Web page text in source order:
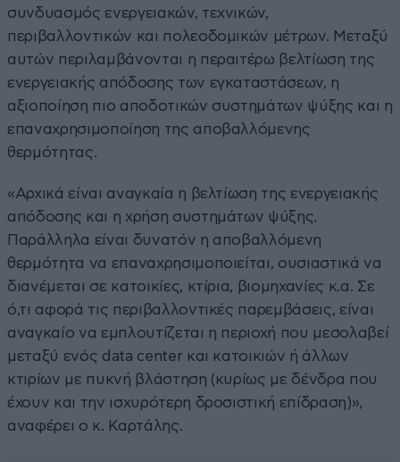
συνδυασμός ενεργειακών, τεχνικών,
περιβαλλοντικών και πολεοδομικών μέτρων. Μεταξύ
αυτών περιλαμβάνονται η περαιτέρω βελτίωση της
ενεργειακής απόδοσης των εγκαταστάσεων, η
αξιοποίηση πιο αποδοτικών συστημάτων ψύξης και η
επαναχρησιμοποίηση της αποβαλλόμενης
θερμότητας.
«Αρχικά είναι αναγκαία η βελτίωση της ενεργειακής
απόδοσης και η χρήση συστημάτων ψύξης.
Παράλληλα είναι δυνατόν η αποβαλλόμενη
θερμότητα να επαναχρησιμοποιείται, ουσιαστικά να
διανέμεται σε κατοικίες, κτίρια, βιομηχανίες κ.α. Σε
ό,τι αφορά τις περιβαλλοντικές παρεμβάσεις, είναι
αναγκαίο να εμπλουτίζεται η περιοχή που μεσολαβεί
μεταξύ ενός data center και κατοικιών ή άλλων
κτιρίων με πυκνή βλάστηση (κυρίως με δένδρα που
έχουν και την ισχυρότερη δροσιστική επίδραση)»,
αναφέρει ο κ. Καρτάλης.